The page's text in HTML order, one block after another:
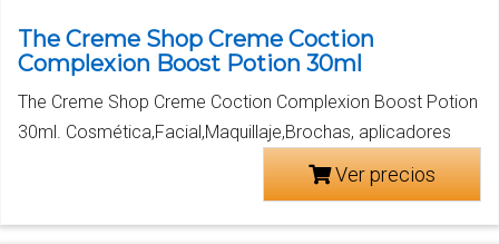
The Creme Shop Creme Coction
Complexion Boost Potion 30ml
The Creme Shop Creme Coction Complexion Boost Potion
30ml. Cosmética,Facial,Maquillaje,Brochas, aplicadores
Ver precios